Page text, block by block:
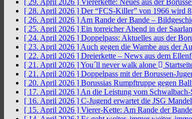
[ 29. April 2026 ] Viererkette: Neues aus der
[ 28. April 2026 ] Der “FCS-Killer” von 1966 wird
[ 26. April 2026 ] Am Rande der Bande –
[ 25. April 2026 ] Ein torreicher Abend in der
[ 24. April 2026 ] Doppelpass: Aktuelles aus der
[ 23. April 2026 ] Auch gegen die Wambe aus der
[ 22. April 2026 ] Dreierkette – News aus dem
[ 21. April 2026 ]You´ll never walk alone
[ 21. April 2026 ] Doppelpass mit der Borussen-
[ 20. April 2026 ] Borussias Rumpftruppe gegen
[ 17. April 2026 ] An die Leistung vom
[ 16. April 2026 ] C-Jugend erwartet die JSG
[ 15. April 2026 ] Vierer-Kette: Am Rande der Bande